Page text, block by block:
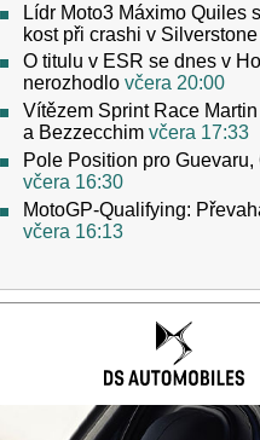
Lídr Moto3 Máximo Quiles
kost při crashi v Silverstone
O titulu v ESR se dnes v
nerozhodlo včera 20:00
Vítězem Sprint Race
a Bezzecchim včera 17:33
Pole Position pro Guevaru,
včera 16:30
MotoGP-Qualifying:
včera 16:13